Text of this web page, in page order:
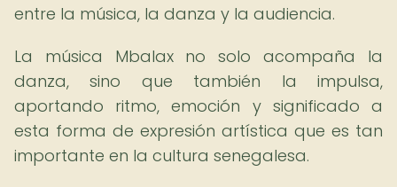
entre la música, la danza y la audiencia.
La música Mbalax no solo acompaña la
danza, sino que también la impulsa,
aportando ritmo, emoción y significado a
esta forma de expresión artística que es tan
importante en la cultura senegalesa.